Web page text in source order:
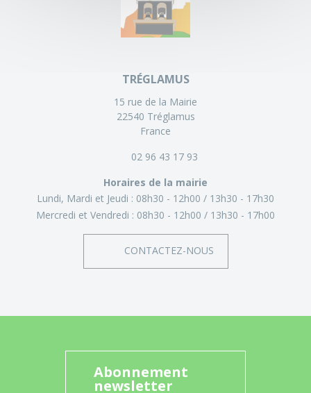
TRÉGLAMUS
15 rue de la Mairie
22540 Tréglamus
France
02 96 43 17 93
Horaires de la mairie
Lundi, Mardi et Jeudi : 08h30 - 12h00
13h30 - 17h30
Mercredi et Vendredi : 08h30 - 12h00 13h30 - 17h00
CONTACTEZ-NOUS
Abonnement
newsletter